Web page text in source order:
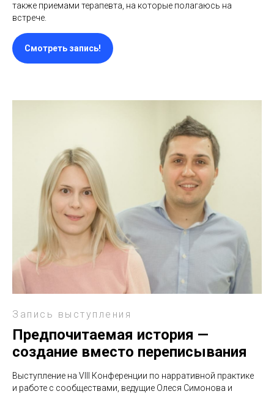
также приемами терапевта, на которые полагаюсь на
встрече.
Смотреть запись!
Запись выступления
Предпочитаемая история —
создание вместо переписывания
Выступление на VIII Конференции по нарративной практике
и работе с сообществами, ведущие Олеся Симонова и